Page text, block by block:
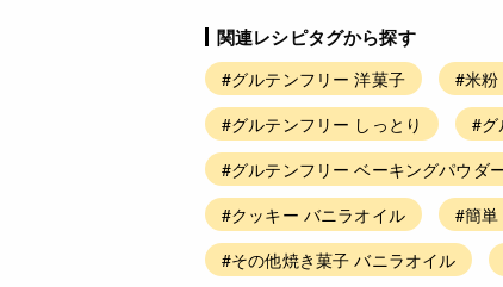
関連レシピタグから探す
#グルテンフリー 洋菓子 #米
#グルテンフリー しっとり
#グ
#グルテンフリー ベーキングパウダ
#クッキー バニラオイル
#簡
#その他焼き菓子 バニラオイル